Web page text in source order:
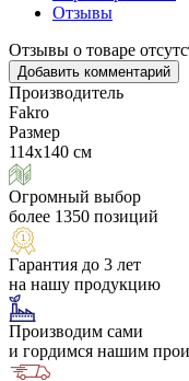
Отзывы
Отзывы о товаре
Добавить комментарий
Производитель
Fakro
Размер
114х140 см
Огромный выбор
более 1350 позиций
Гарантия до 3 лет
на нашу продукцию
Производим сами
и гордимся нашим